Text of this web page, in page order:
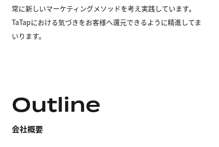
常に新しいマーケティングメソッドを考え実践しています。
TaTapにおける気づきをお客様へ還元できるように精進してま
いります。
Outline
会社概要